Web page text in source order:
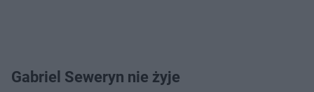
Gabriel Seweryn nie żyje